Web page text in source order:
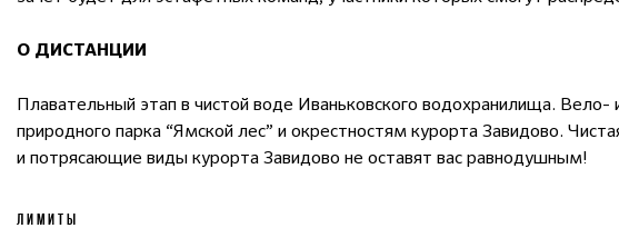
О ДИСТАНЦИИ
Плавательный этап в чистой воде Иваньковского водохранилища.
природного парка “Ямской лес” и окрестностям курорта Завидово.
и потрясающие виды курорта Завидово не оставят вас равнодушным!
ЛИМИТЫ